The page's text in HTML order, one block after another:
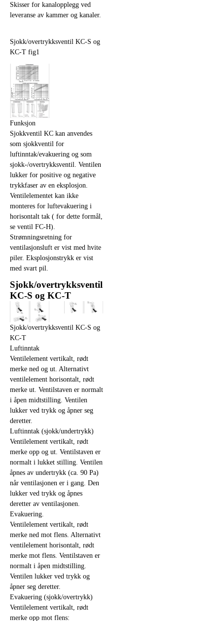
Skisser for kanalopplegg ved
leveranse av kammer og kanaler.
Sjokk/overtrykksventil KC-S og
KC-T fig1
Funksjon
Sjokkventil KC kan anvendes
som sjokkventil for
luftinntak/evakuering og som
sjokk-/overtrykksventil. Ventilen
lukker for positive og negative
trykkfaser av en eksplosjon.
Ventilelementet kan ikke
monteres for luftevakuering i
horisontalt tak ( for dette formål,
se ventil FC-H).
Strømningsretning for
ventilasjonsluft er vist med hvite
piler. Eksplosjonstrykk er vist
med svart pil.
Sjokk/overtrykksventil
KC-S og KC-T
Sjokk/overtrykksventil KC-S og
KC-T
Luftinntak
Ventilelement vertikalt, rødt
merke ned og ut. Alternativt
ventilelement horisontalt, rødt
merke ut. Ventilstaven er normalt
i åpen midtstilling. Ventilen
lukker ved trykk og åpner seg
deretter.
Luftinntak (sjokk/undertrykk)
Ventilelement vertikalt, rødt
merke opp og ut. Ventilstaven er
normalt i lukket stilling. Ventilen
åpnes av undertrykk (ca. 90 Pa)
når ventilasjonen er i gang. Den
lukker ved trykk og åpnes
deretter av ventilasjonen.
Evakuering.
Ventilelement vertikalt, rødt
merke ned mot flens. Alternativt
ventilelement horisontalt, rødt
merke mot flens. Ventilstaven er
normalt i åpen midtstilling.
Ventilen lukker ved trykk og
åpner seg deretter.
Evakuering (sjokk/overtrykk)
Ventilelement vertikalt, rødt
merke opp mot flens: